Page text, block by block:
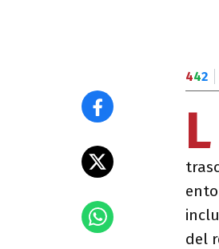
442
L
del